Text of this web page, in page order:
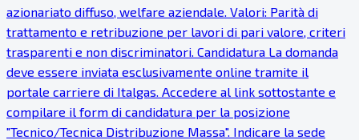
azionariato diffuso, welfare aziendale. Valori: Parità di
trattamento e retribuzione per lavori di pari valore, criteri
trasparenti e non discriminatori. Candidatura La domanda
deve essere inviata esclusivamente online tramite il
portale carriere di Italgas. Accedere al link sottostante e
compilare il form di candidatura per la posizione
"Tecnico/Tecnica Distribuzione Massa". Indicare la sede